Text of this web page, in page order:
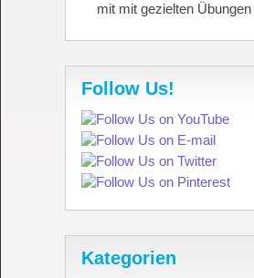
mit mit gezielten Übungen
Follow Us!
Kategorien